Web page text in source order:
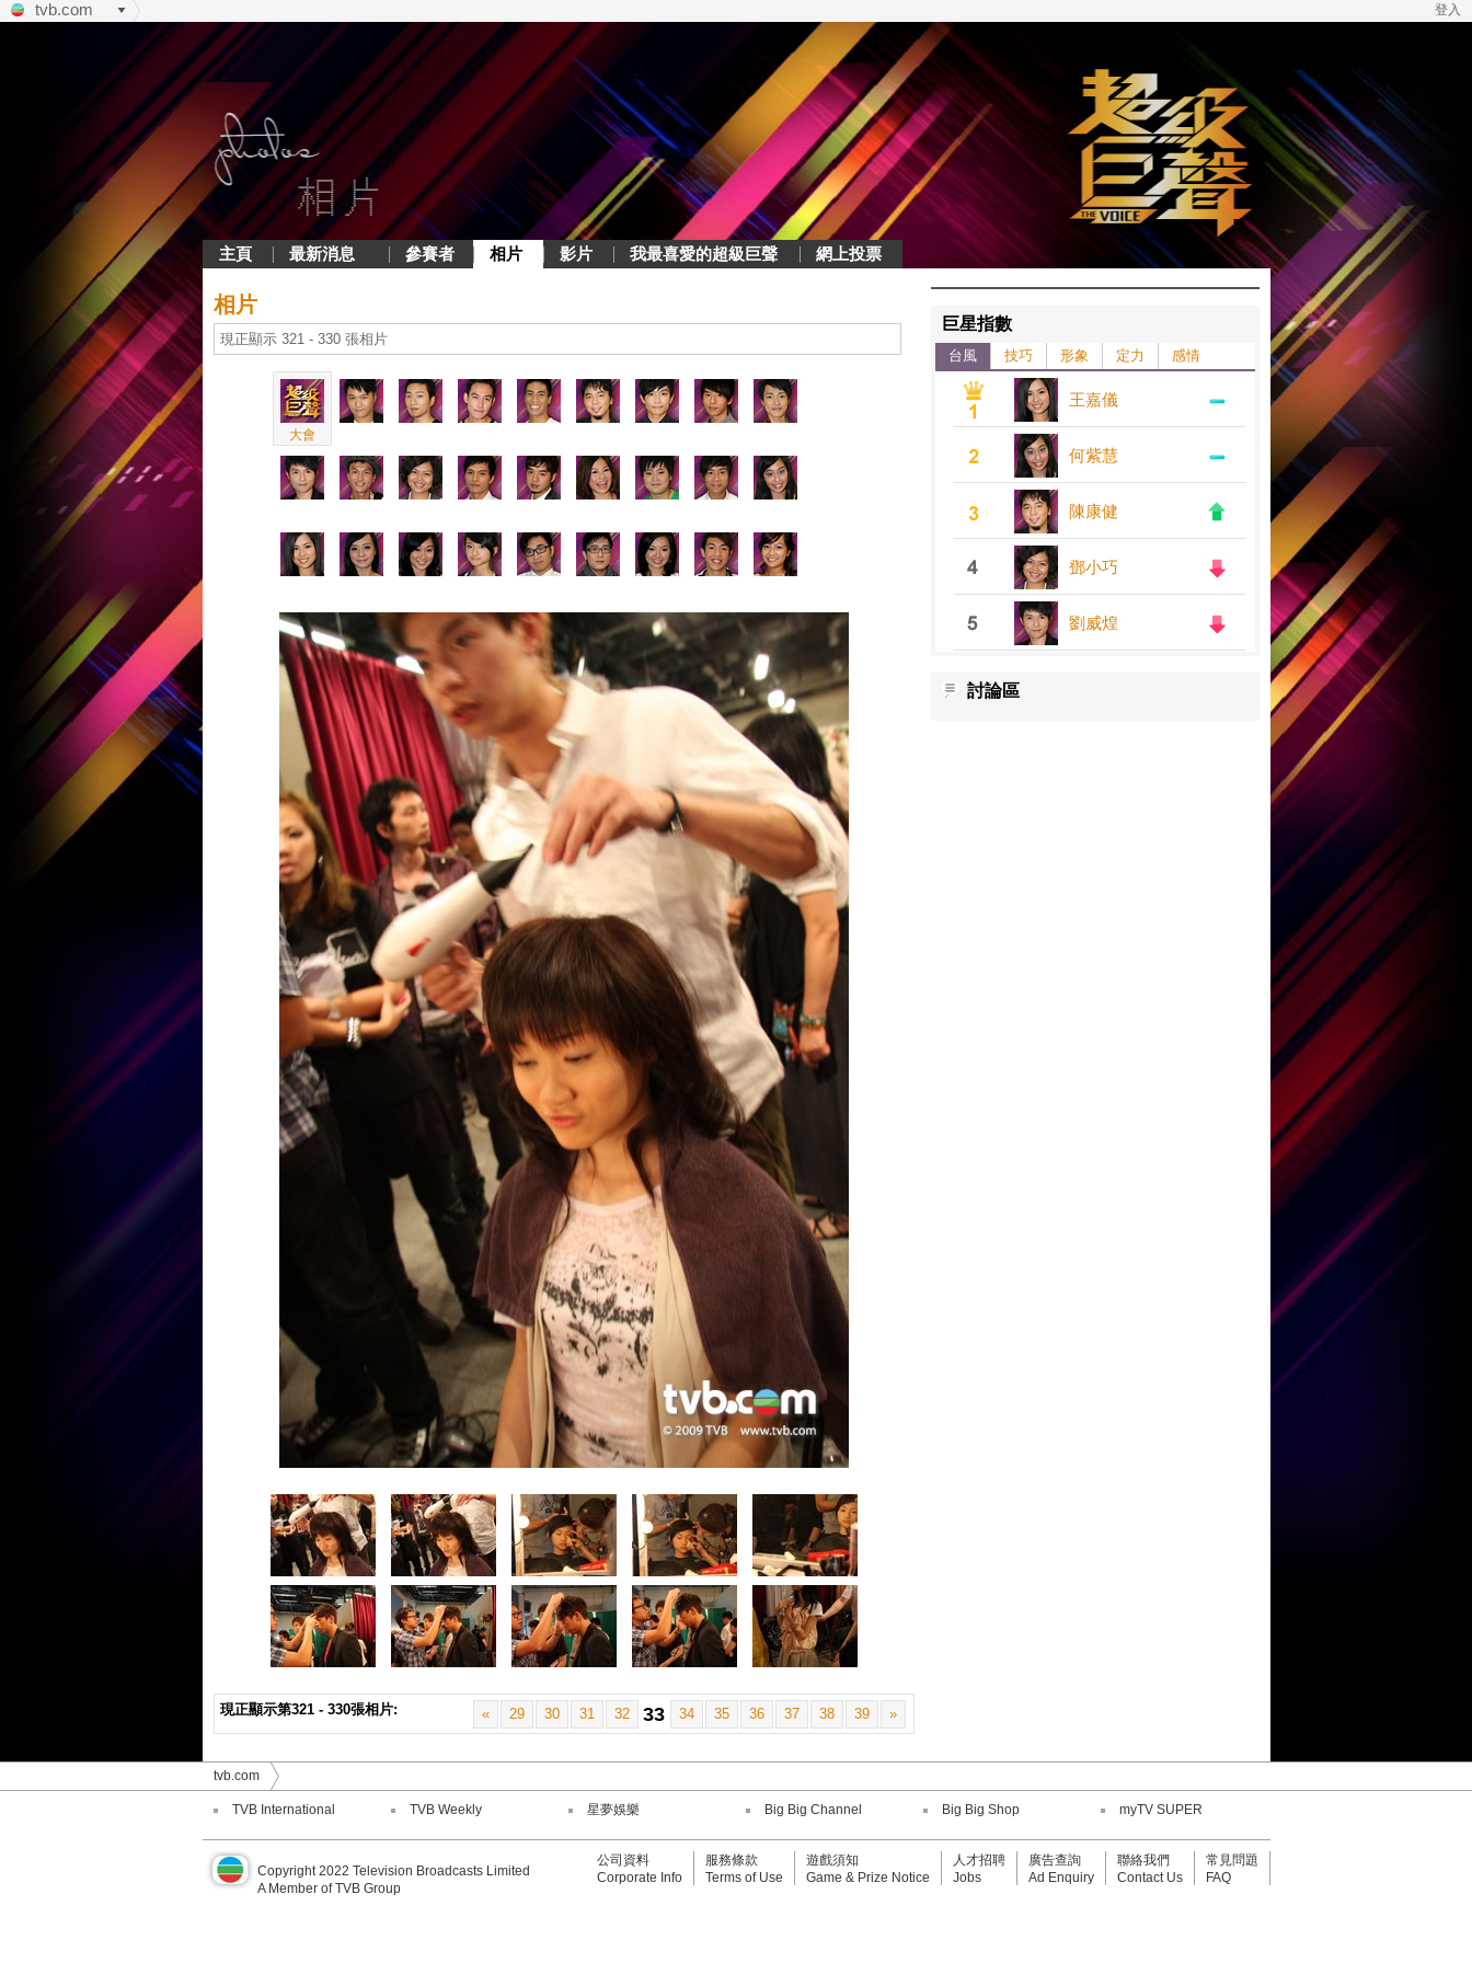
tvb.com 登入
主頁 最新消息 參賽者 相片 影片 我最喜愛的超級巨聲 網上投票
相片
現正顯示 321 - 330 張相片
大會
現正顯示第321 - 330張相片: « 29 30 31 32 33 34 35 36 37 38 39 »
巨星指數
台風 技巧 形象 定力 感情
王嘉儀
何紫慧
陳康健
鄧小巧
劉威煌
陳康健
討論區
tvb.com
TVB International TVB Weekly 星夢娛樂 Big Big Channel Big Big Shop myTV SUPER
Copyright 2022 Television Broadcasts Limited
A Member of TVB Group
公司資料
Corporate Info
服務條款
Terms of Use
遊戲須知
Game & Prize Notice
人才招聘
Jobs
廣告查詢
Ad Enquiry
聯絡我們
Contact Us
常見問題
FAQ